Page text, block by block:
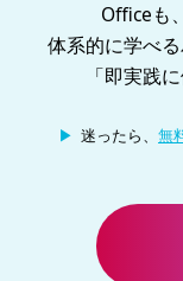
Officeも
体系的に学べ
「即実践
迷ったら、 無